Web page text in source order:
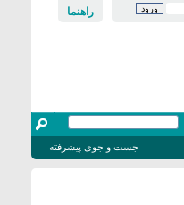
راهنما
جست و جوی پیشرفته